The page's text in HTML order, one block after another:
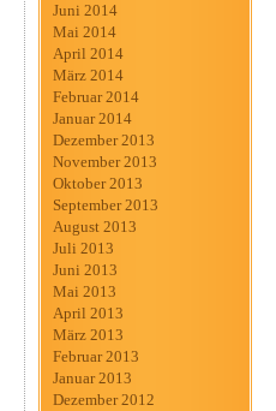
Juni 2014
Mai 2014
April 2014
März 2014
Februar 2014
Januar 2014
Dezember 2013
November 2013
Oktober 2013
September 2013
August 2013
Juli 2013
Juni 2013
Mai 2013
April 2013
März 2013
Februar 2013
Januar 2013
Dezember 2012